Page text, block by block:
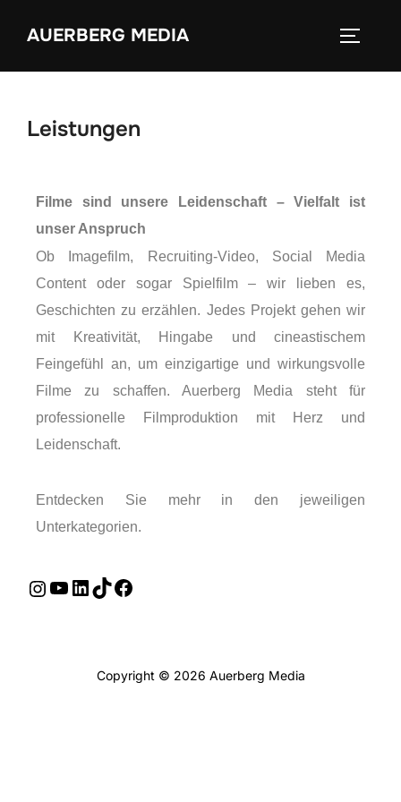
AUERBERG MEDIA
Leistungen
Filme sind unsere Leidenschaft – Vielfalt ist
unser Anspruch
Ob Imagefilm, Recruiting-Video, Social Media
Content oder sogar Spielfilm – wir lieben es,
Geschichten zu erzählen. Jedes Projekt gehen wir
mit Kreativität, Hingabe und cineastischem
Feingefühl an, um einzigartige und wirkungsvolle
Filme zu schaffen. Auerberg Media steht für
professionelle Filmproduktion mit Herz und
Leidenschaft.
Entdecken Sie mehr in den jeweiligen
Unterkategorien.
Copyright © 2026 Auerberg Media